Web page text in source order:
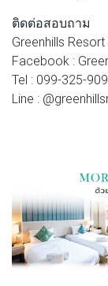
ติดต่อสอบถาม
Greenhills
Facebook :
Tel : 099-325-
Line :